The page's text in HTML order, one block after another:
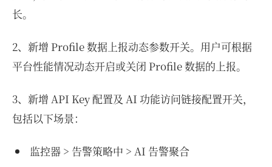
长。
2、新增 Profile 数据上报动态参数开关。用户可根据
平台性能情况动态开启或关闭 Profile 数据的上报。
3、新增 API Key 配置及 AI 功能访问链接配置开关，
包括以下场景：
监控器 > 告警策略中 > AI 告警聚合